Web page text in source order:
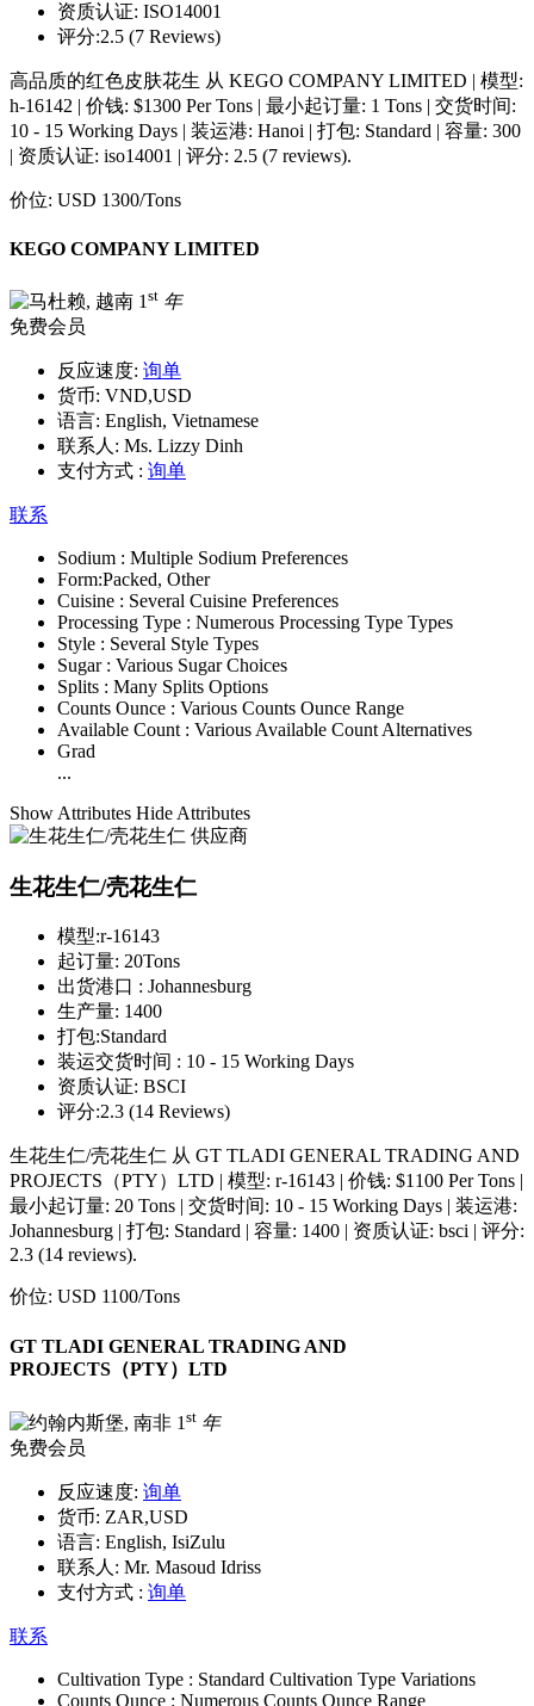
资质认证: ISO14001
评分:2.5 (7 Reviews)
高品质的红色皮肤花生 从 KEGO COMPANY LIMITED | 模型:
h-16142 | 价钱: $1300 Per Tons | 最小起订量: 1 Tons | 交货时间:
10 - 15 Working Days | 装运港: Hanoi | 打包: Standard | 容量: 300
| 资质认证: iso14001 | 评分: 2.5 (7 reviews).
价位: USD 1300/Tons
KEGO COMPANY LIMITED
1 st 年
免费会员
反应速度: 询单
货币: VND,USD
语言: English, Vietnamese
联系人: Ms. Lizzy Dinh
支付方式 : 询单
联系
Sodium : Multiple Sodium Preferences
Form:Packed, Other
Cuisine : Several Cuisine Preferences
Processing Type : Numerous Processing Type Types
Style : Several Style Types
Sugar : Various Sugar Choices
Splits : Many Splits Options
Counts Ounce : Various Counts Ounce Range
Available Count : Various Available Count Alternatives
Grad
...
Show Attributes Hide Attributes
生花生仁/壳花生仁
模型:r-16143
起订量: 20Tons
出货港口 : Johannesburg
生产量: 1400
打包:Standard
装运交货时间 : 10 - 15 Working Days
资质认证: BSCI
评分:2.3 (14 Reviews)
生花生仁/壳花生仁 从 GT TLADI GENERAL TRADING AND
PROJECTS（PTY）LTD | 模型: r-16143 | 价钱: $1100 Per Tons |
最小起订量: 20 Tons | 交货时间: 10 - 15 Working Days | 装运港:
Johannesburg | 打包: Standard | 容量: 1400 | 资质认证: bsci | 评分:
2.3 (14 reviews).
价位: USD 1100/Tons
GT TLADI GENERAL TRADING AND
PROJECTS（PTY）LTD
1 st 年
免费会员
反应速度: 询单
货币: ZAR,USD
语言: English, IsiZulu
联系人: Mr. Masoud Idriss
支付方式 : 询单
联系
Cultivation Type : Standard Cultivation Type Variations
Counts Ounce : Numerous Counts Ounce Range